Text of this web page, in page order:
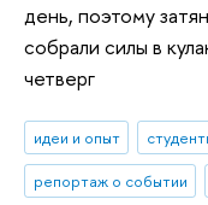
день, поэтому
собрали силы в
четверг
идеи и опыт
репортаж о событии